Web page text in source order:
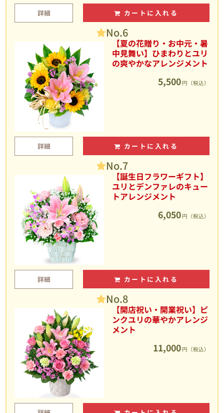
詳細 カートに入れる
No.6
【夏の花贈り・お中元・暑
中見舞い】ひまわりとユリ
の爽やかなアレンジメント
5,500 円（税込）
詳細 カートに入れる
No.7
【誕生日フラワーギフト】
ユリとデンファレのキュー
トアレンジメント
6,050 円（税込）
詳細 カートに入れる
No.8
【開店祝い・開業祝い】ピ
ンクユリの華やかアレンジ
メント
11,000 円（税込）